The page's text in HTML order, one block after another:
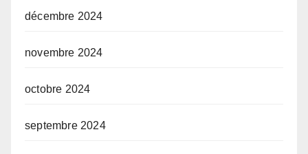
décembre 2024
novembre 2024
octobre 2024
septembre 2024